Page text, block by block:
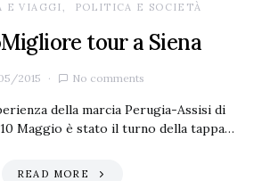
E VIAGGI POLITICA E SOCIETÀ
tour a Siena
2015 No comments
della marcia Perugia-Assisi di
10 Maggio è stato il turno della tappa…
READ MORE